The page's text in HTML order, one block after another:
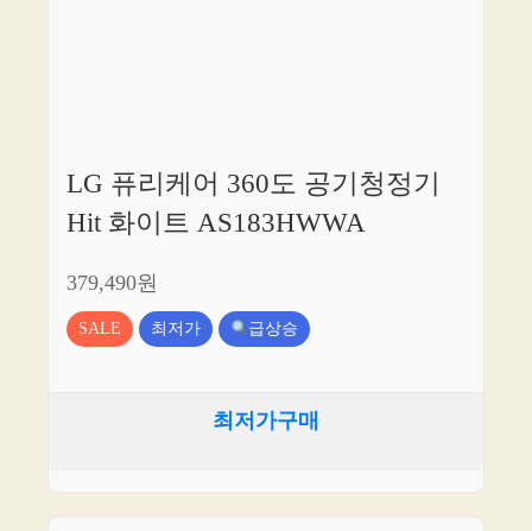
LG 퓨리케어 360도 공기청정기
Hit 화이트 AS183HWWA
379,490원
SALE 최저가 급상승
최저가구매